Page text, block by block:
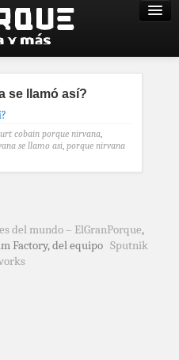
se llamó así?
cobain porque nirvana,
se llamo asi, porque nirvana
del mundo – ElGranPorque,
Factory, del equipo Sputnik